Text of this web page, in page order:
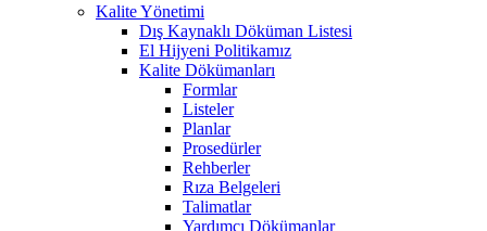
Kalite Yönetimi
Dış Kaynaklı Döküman Listesi
El Hijyeni Politikamız
Kalite Dökümanları
Formlar
Listeler
Planlar
Prosedürler
Rehberler
Rıza Belgeleri
Talimatlar
Yardımcı Dökümanlar